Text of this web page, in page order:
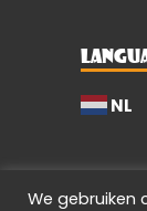
NL
We gebruiken